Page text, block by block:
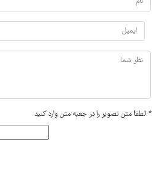
* لطفا متن تصویر را در جعبه متن وارد کنید